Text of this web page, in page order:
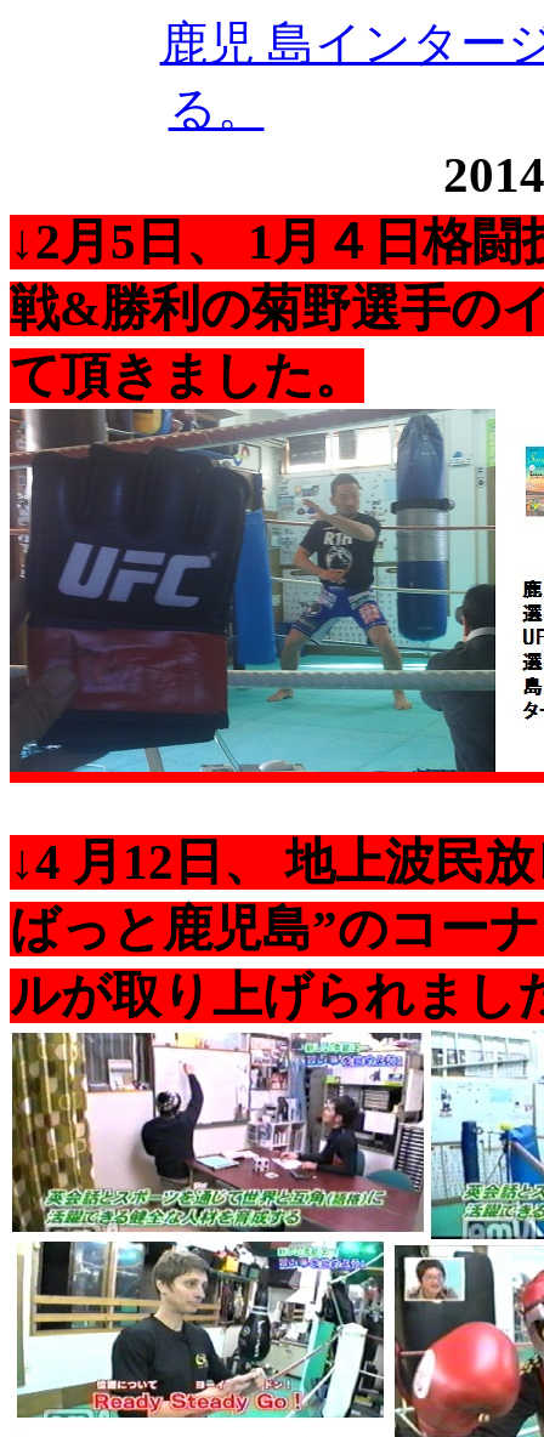
鹿児 島インター
る。
↓2月5日、 1月４日格
戦&勝利の菊野選手の
て頂きました。
↓4 月12日、 地上波民
ばっと鹿児島”のコー
ルが取り上げられまし